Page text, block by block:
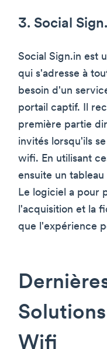
3. Social
Social Sign.in est
qui s'adresse à
besoin d'un
portail captif. Il
première partie
invités lorsqu'ils
wifi. En utilisant
ensuite un
Le logiciel a pour
l'acquisition et la
que l'expérience
Wifi